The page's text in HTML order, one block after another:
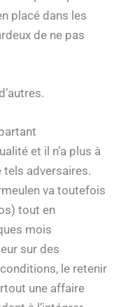
placé dans les
de ne pas
et il n’a plus à
adversaires.
va toutefois
tout en
mois
sur des
le retenir
une affaire